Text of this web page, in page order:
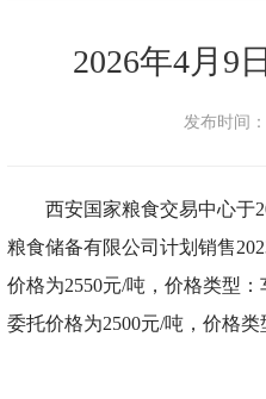
2026年4月9
发布时
西安国家粮食交易中心于
粮食储备有限公司计划销售
价格为2550元/吨，价格类型
委托价格为2500元/吨，价格类